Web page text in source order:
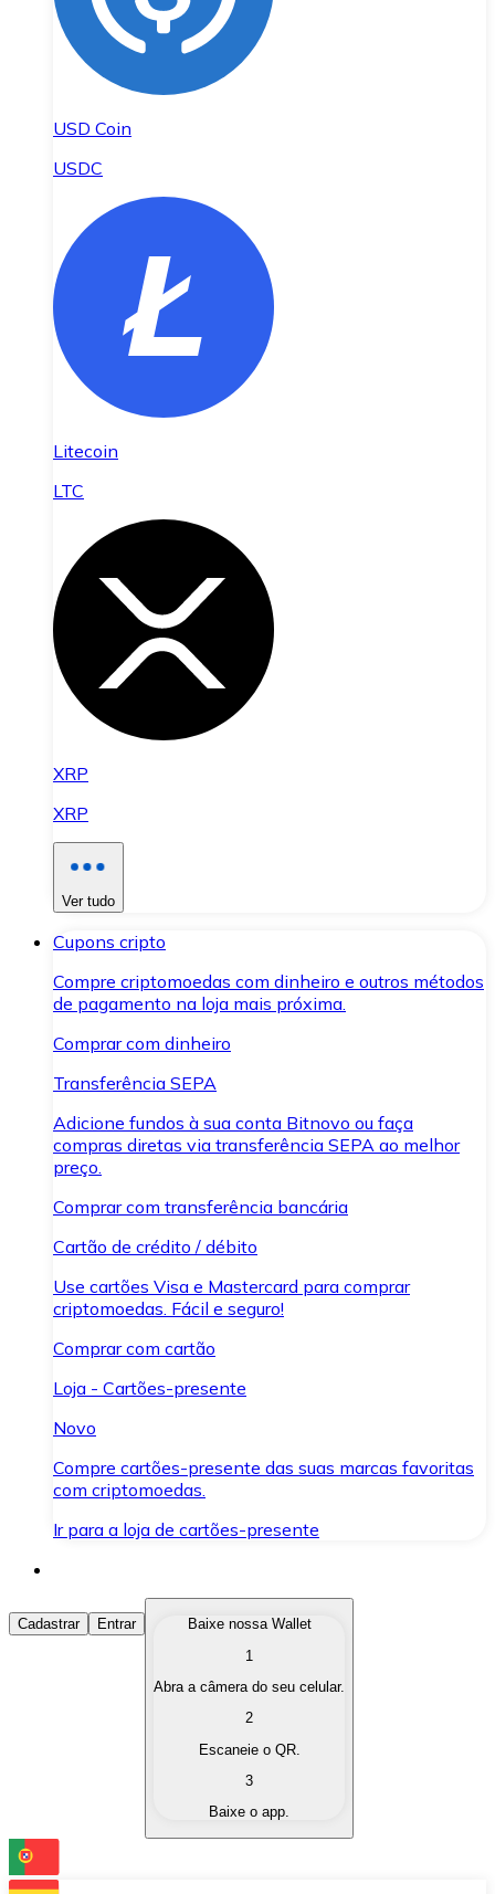
USD Coin
USDC
Litecoin
LTC
XRP
XRP
Ver tudo
Cupons cripto
Compre criptomoedas com dinheiro e outros métodos
de pagamento na loja mais próxima.
Comprar com dinheiro
Transferência SEPA
Adicione fundos à sua conta Bitnovo ou faça
compras diretas via transferência SEPA ao melhor
preço.
Comprar com transferência bancária
Cartão de crédito / débito
Use cartões Visa e Mastercard para comprar
criptomoedas. Fácil e seguro!
Comprar com cartão
Loja - Cartões-presente
Novo
Compre cartões-presente das suas marcas favoritas
com criptomoedas.
Ir para a loja de cartões-presente
Comprar Criptomoedas
Compre as criptomoedas de seu interesse de forma
Converta suas criptomoedas em moeda fiduciária
Troque uma criptomoeda por outra
Cadastrar Entrar
Baixe nossa Wallet
1
Abra a câmera do seu celular.
2
Escaneie o QR.
3
Baixe o app.